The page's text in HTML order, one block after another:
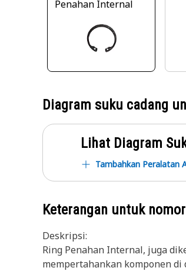
Penahan Internal
Diagram suku cadang
Lihat Diagram
Tambahkan Peralatan
Keterangan untuk
Deskripsi:
Ring Penahan Internal, juga
mempertahankan komponen